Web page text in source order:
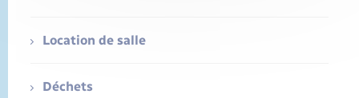
Location de salle
Déchets